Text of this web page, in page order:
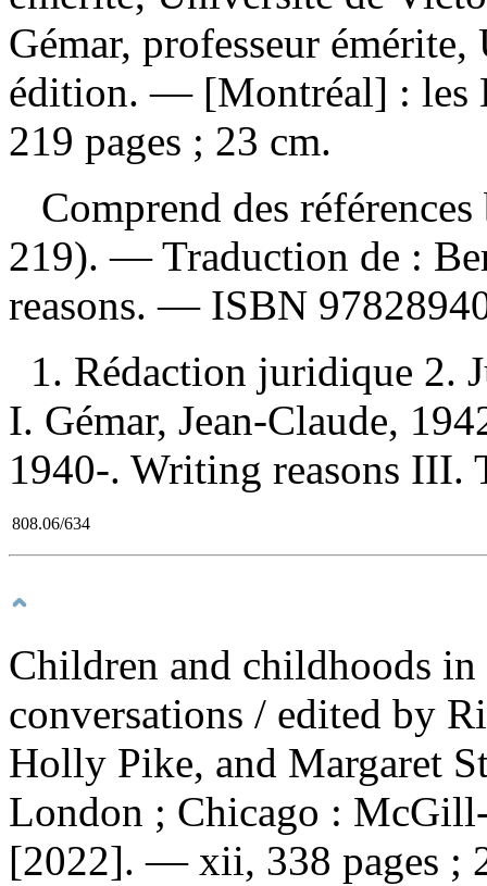
Gémar, professeur
édition. — [Montréal] :
219 pages ; 23 cm.
Comprend des
219). —Traduction de :
reasons. — ISBN
1. Rédaction juridique 2.
I. Gémar, Jean-Claude,
1940-. Writing reasons III.
808.06/634
Children and childhoods
conversations / edited by
Holly Pike, and Margaret
London ; Chicago :
[2022]. — xii, 338 pages ;